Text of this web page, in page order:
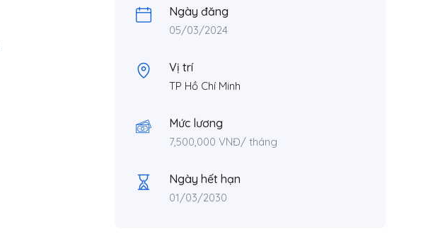
Ngày đăng
05/03/2024
Vị trí
TP Hồ Chí Minh
Mức lương
7,500,000 VNĐ/ tháng
Ngày hết hạn
01/03/2030